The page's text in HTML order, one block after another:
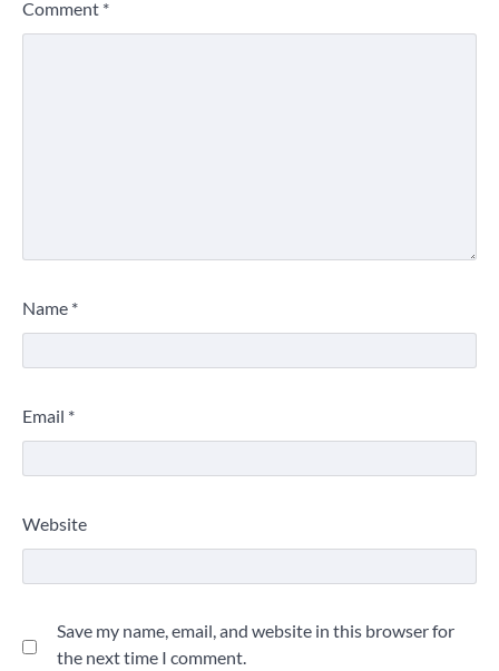
Comment *
Name *
Email *
Website
Save my name, email, and website in this browser for
the next time I comment.